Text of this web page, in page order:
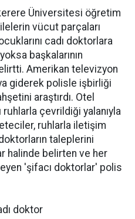
Üniversitesi öğretim
vücut parçaları
cadı doktorlara
başkalarının
Amerikan televizyon
giderek polisle işbirliği
araştırdı. Otel
çevrildiği yalanıyla
ruhlarla iletişim
taleplerini
halinde belirten ve her
'şifacı doktorlar' polis
doktor